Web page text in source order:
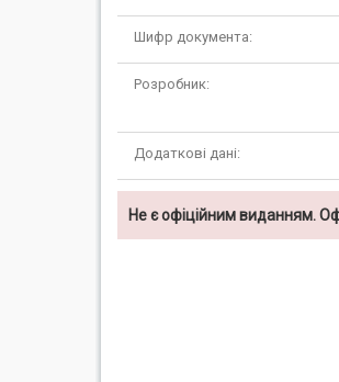
Шифр документа:
Розробник:
Додаткові дані:
Не є офіційним виданням.